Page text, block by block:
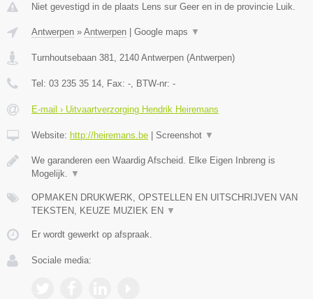
Niet gevestigd in de plaats Lens sur Geer en in de provincie Luik.
Antwerpen » Antwerpen Google maps ▼
Turnhoutsebaan 381 2140 Antwerpen (Antwerpen)
Tel: 03 235 35 14 , Fax: - , BTW-nr: -
E-mail › Uitvaartverzorging Hendrik Heiremans
Website: http://heiremans.be Screenshot ▼
We garanderen een Waardig Afscheid. Elke Eigen Inbreng is
Mogelijk.
▼
OPMAKEN DRUKWERK, OPSTELLEN EN UITSCHRIJVEN VAN
TEKSTEN, KEUZE MUZIEK EN ▼
Er wordt gewerkt op afspraak.
Sociale media: